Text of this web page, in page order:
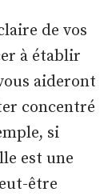
de vos
à établir
aideront
concentré
si
est une
être